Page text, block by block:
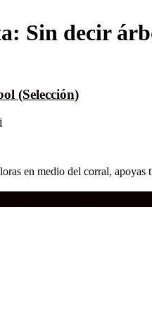
Sin decir
(Selección)
en medio del corral, apoyas